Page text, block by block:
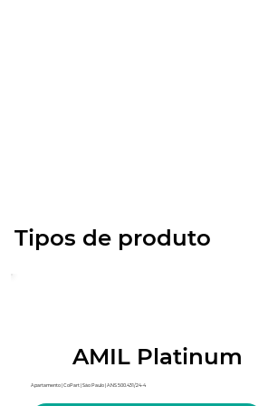
Tipos de produto
AMIL Platinum
Apartamento | CoPart | São Paulo | ANS 500.431/24-4